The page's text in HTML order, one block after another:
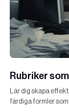
Rubriker
Lär dig skapa
färdiga formler